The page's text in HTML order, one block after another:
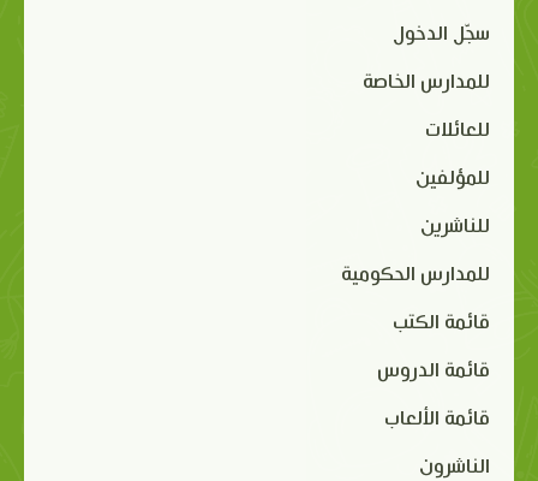
سجّل الدخول
للمدارس الخاصة
للعائلات
للمؤلفين
للناشرين
للمدارس الحكومية
قائمة الكتب
قائمة الدروس
قائمة الألعاب
الناشرون